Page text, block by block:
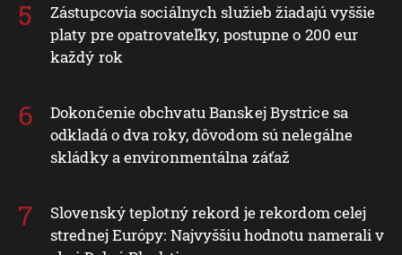
Zástupcovia sociálnych služieb žiadajú vyššie
platy pre opatrovateľky, postupne o 200 eur
každý rok
Dokončenie obchvatu Banskej Bystrice sa
odkladá o dva roky, dôvodom sú nelegálne
skládky a environmentálna záťaž
Slovenský teplotný rekord je rekordom celej
strednej Európy: Najvyššiu hodnotu namerali v